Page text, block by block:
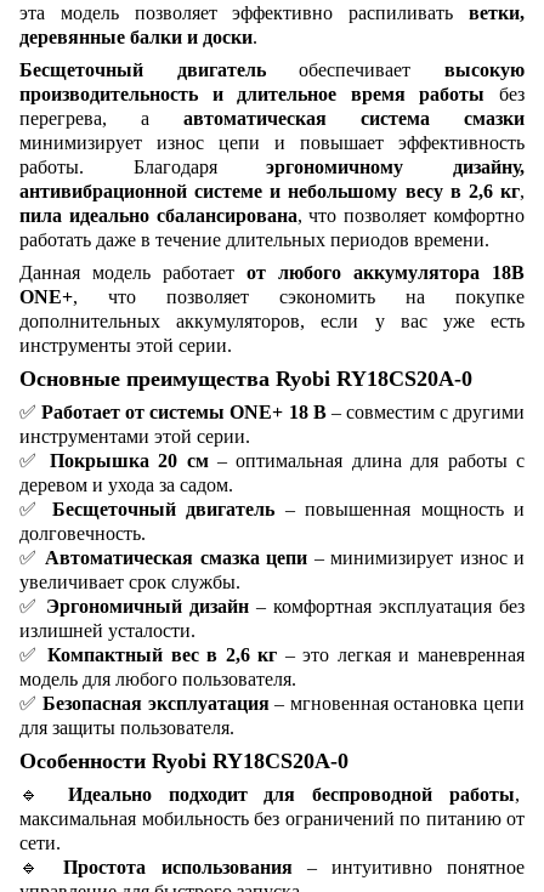
эта модель позволяет эффективно распиливать ветки,
деревянные балки и доски.
Бесщеточный двигательобеспечиваетвысокую
производительность и длительное время работы без
перегрева, а автоматическая система смазки
минимизирует износ цепи и повышает эффективность
работы. Благодаряэргономичному дизайну,
антивибрационной системе и небольшому весу в 2,6 кг,
пила идеально сбалансирована, что позволяет комфортно
работать даже в течение длительных периодов времени.
Данная модель работает от любого аккумулятора 18В
ONE+, что позволяет сэкономить на покупке
дополнительных аккумуляторов, если у вас уже есть
инструменты этой серии.
Основные преимущества Ryobi RY18CS20A-0
✅Работает от системы ONE+ 18 В– совместим с другими
инструментами этой серии.
✅ Покрышка 20 см– оптимальная длина для работы с
деревом и ухода за садом.
✅ Бесщеточный двигатель – повышенная мощность и
долговечность.
✅ Автоматическая смазка цепи – минимизирует износ и
увеличивает срок службы.
✅ Эргономичный дизайн – комфортная эксплуатация без
излишней усталости.
✅Компактный вес в 2,6 кг – это легкая и маневренная
модель для любого пользователя.
✅Безопасная эксплуатация– мгновенная остановка цепи
для защиты пользователя.
Особенности Ryobi RY18CS20A-0
🔹 Идеально подходит для беспроводной работы,
максимальная мобильность без ограничений по питанию от
сети.
🔹Простота использования– интуитивно понятное